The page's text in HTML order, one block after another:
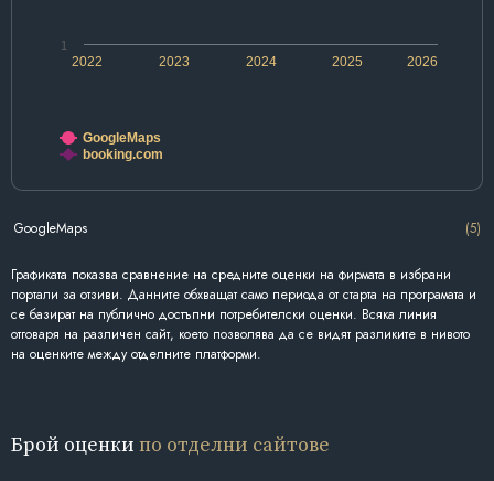
2022 2024 2026
2023 2025
1
GoogleMaps
booking.com
GoogleMaps (5)
Графиката показва сравнение на средните оценки на фирмата в избрани
портали за отзиви. Данните обхващат само периода от старта на програмата и
се базират на публично достъпни потребителски оценки. Всяка линия
отговаря на различен сайт, което позволява да се видят разликите в нивото
на оценките между отделните платформи.
Брой оценки по отделни сайтове